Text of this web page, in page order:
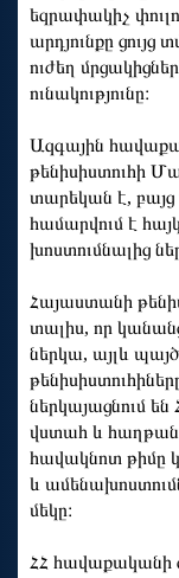
եզրափակիչ
արդյունքը ցույց
ուժեղ
ունակությունը։
Ազգային
թենիսիստուհի
տարեկան է, բայց
համարվում է
խոստումնալից
Հայաստանի
տալիս, որ
ներկա, այլև
ներկայացնում
վստահ և
հավակնոտ թիմը
և
մեկը։
ՀՀ հավաքականի